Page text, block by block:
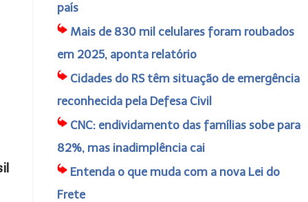
país
Mais de 830 mil celulares foram roubados
em 2025, aponta relatório
Cidades do RS têm situação de emergência
reconhecida pela Defesa Civil
CNC: endividamento das famílias sobe para
82%, mas inadimplência cai
Entenda o que muda com a nova Lei do
Frete